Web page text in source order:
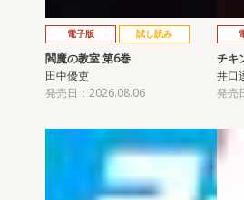
電子版 試し読み
閻魔の教室 第6巻
田中優吏
発売日：2026.08.06
チキ
井口
発売